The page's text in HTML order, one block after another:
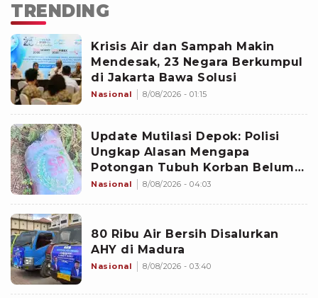
TRENDING
Krisis Air dan Sampah Makin
Mendesak, 23 Negara Berkumpul
di Jakarta Bawa Solusi
Nasional 8/08/2026 - 01:15
Update Mutilasi Depok: Polisi
Ungkap Alasan Mengapa
Potongan Tubuh Korban Belum
Juga Ditemukan
Nasional 8/08/2026 - 04:03
80 Ribu Air Bersih Disalurkan
AHY di Madura
Nasional 8/08/2026 - 03:40